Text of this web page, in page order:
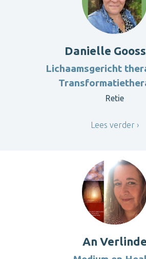
Danielle
Lichaamsgericht
Retie
Lees verder
An Verlinde